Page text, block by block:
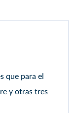
que para el
y otras tres